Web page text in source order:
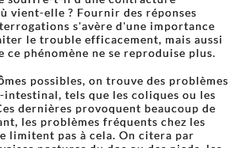
vient-elle ? Fournir des réponses
s'avère d'une importance
le trouble efficacement, mais aussi
ce phénomène ne se reproduise plus.
possibles, on trouve des problèmes
intestinal, tels que les coliques ou les
dernières provoquent beaucoup de
les problèmes fréquents chez les
limitent pas à cela. On citera par